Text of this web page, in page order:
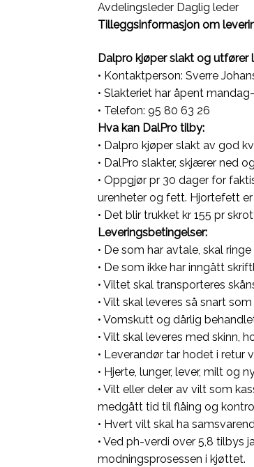
Avdelingsleder Daglig leder
Tilleggsinformasjon om
Dalpro kjøper slakt og utfører
• Kontaktperson: Sverre
• Slakteriet har åpent
• Telefon: 95 80 63 26
Hva kan DalPro tilby:
• Dalpro kjøper slakt av god
• DalPro slakter, skjærer ned
• Oppgjør pr 30 dager for
urenheter og fett. Hjortefett
• Det blir trukket kr 155 pr
Leveringsbetingelser:
• De som har avtale, skal
• De som ikke har inngått
• Viltet skal transporteres
• Vilt skal leveres så snart
• Vomskutt og dårlig
• Vilt skal leveres med skinn,
• Leverandør tar hodet i retur
• Hjerte, lunger, lever, milt og
• Vilt eller deler av vilt som
medgått tid til flåing og
• Hvert vilt skal ha
• Ved ph-verdi over 5,8
modningsprosessen i kjøttet.